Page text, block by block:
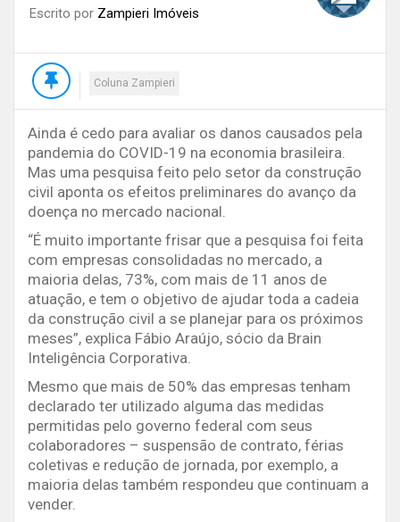
Escrito por Zampieri Imóveis
Coluna Zampieri
Ainda é cedo para avaliar os danos causados pela
pandemia do COVID-19 na economia brasileira.
Mas uma pesquisa feito pelo setor da construção
civil aponta os efeitos preliminares do avanço da
doença no mercado nacional.
“É muito importante frisar que a pesquisa foi feita
com empresas consolidadas no mercado, a
maioria delas, 73%, com mais de 11 anos de
atuação, e tem o objetivo de ajudar toda a cadeia
da construção civil a se planejar para os próximos
meses”, explica Fábio Araújo, sócio da Brain
Inteligência Corporativa.
Mesmo que mais de 50% das empresas tenham
declarado ter utilizado alguma das medidas
permitidas pelo governo federal com seus
colaboradores – suspensão de contrato, férias
coletivas e redução de jornada, por exemplo, a
maioria delas também respondeu que continuam a
vender.